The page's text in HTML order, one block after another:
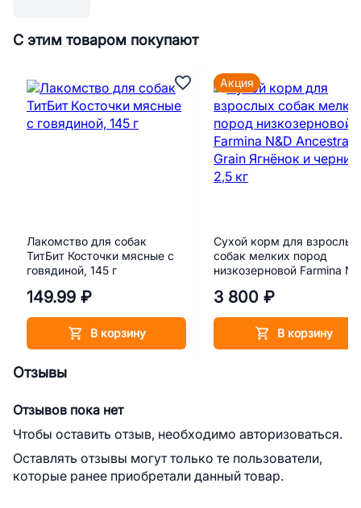
С этим товаром покупают
Лакомство для собак
ТитБит Косточки мясные с
говядиной, 145 г
149.99 ₽
В корзину
Сухой корм для взрослых
собак мелких пород
низкозерновой Farmina
черника 2,5 кг
3 800 ₽
В корзину
Акция
Отзывы
Отзывов пока нет
Чтобы оставить отзыв, необходимо авторизоваться.
Оставлять отзывы могут только те пользователи,
которые ранее приобретали данный товар.